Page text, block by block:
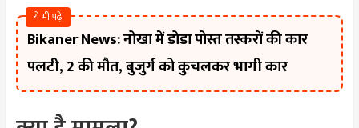
ये भी पढ़े
Bikaner News: नोखा में डोडा पोस्त तस्करों की कार
पलटी, 2 की मौत, बुजुर्ग को कुचलकर भागी कार